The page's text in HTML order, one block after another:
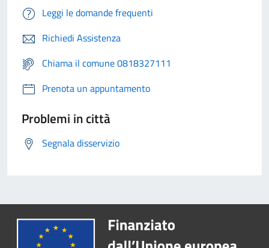
Leggi le domande frequenti
Richiedi Assistenza
Chiama il comune 0818327111
Prenota un appuntamento
Problemi in città
Segnala disservizio